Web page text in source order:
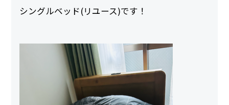
シングルベッド(リユース)です！